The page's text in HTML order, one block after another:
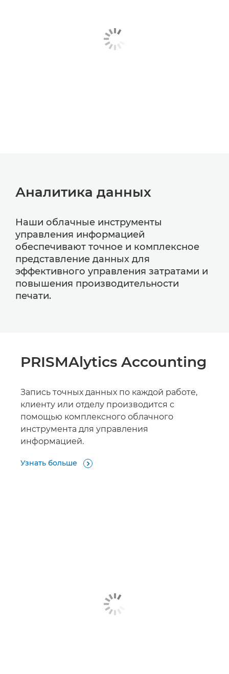
Аналитика данных
Наши облачные инструменты
управления информацией
обеспечивают точное и комплексное
представление данных для
эффективного управления затратами и
повышения производительности
печати.
PRISMAlytics Accounting
Запись точных данных по каждой работе,
клиенту или отделу производится с
помощью комплексного облачного
инструмента для управления
информацией.
Узнать больше 